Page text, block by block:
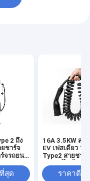
2 ถึง
ยชาร์จ
ร์จรถยนต์
สุด
16A 3.5KW สา
EV เฟสเดียว
Type2 สายชาร์
ราคาดีที่